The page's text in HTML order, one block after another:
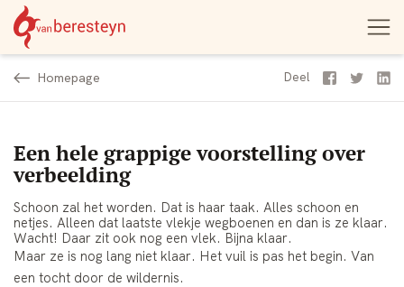
Navigatie
overslaan
Theater
vanBeresteyn
Open
Homepage Deel Facebook
Twitter
Een hele grappige voorstelling over
verbeelding
Schoon zal het worden. Dat is haar taak. Alles schoon en
netjes. Alleen dat laatste vlekje wegboenen en dan is ze klaar.
Wacht! Daar zit ook nog een vlek. Bijna klaar.
Maar ze is nog lang niet klaar. Het vuil is pas het begin. Van
een tocht door de wildernis.